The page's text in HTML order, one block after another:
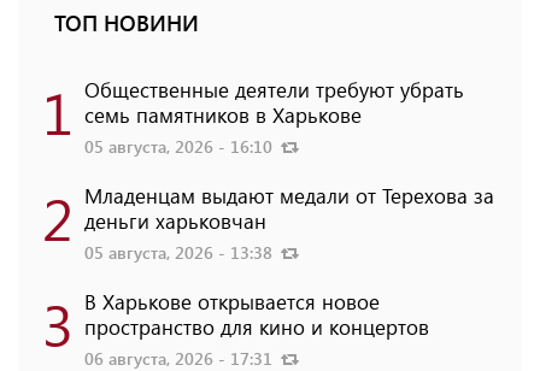
ТОП НОВИНИ
1 Общественные деятели требуют убрать
семь памятников в Харькове
05 августа, 2026 - 16:10
2 Младенцам выдают медали от Терехова за
деньги харьковчан
05 августа, 2026 - 13:38
3 В Харькове открывается новое
пространство для кино и концертов
06 августа, 2026 - 17:31